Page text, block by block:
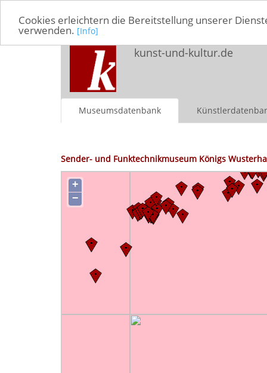
Cookies erleichtern die Bereitstellung unserer
verwenden. [Info]
kunst-und-kultur.de
Museumsdatenbank
Sender- und Funktechnikmuseum Königs
+
−